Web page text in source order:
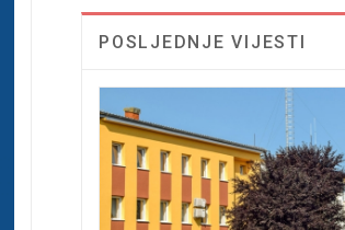
POSLJEDNJE VIJESTI